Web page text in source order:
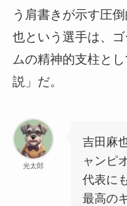
う肩書きが示す圧
也という選手は、
ムの精神的支柱と
説」だ。
光太郎
吉田麻
ャンピ
代表に
最高の